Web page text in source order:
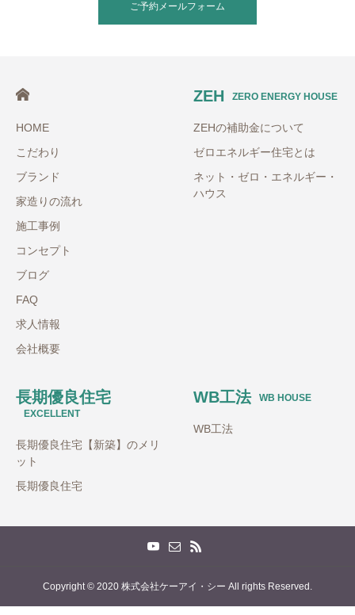
ご予約メールフォーム
HOME
こだわり
ブランド
家造りの流れ
施工事例
コンセプト
ブログ
FAQ
求人情報
会社概要
ZEH ZERO ENERGY HOUSE
ZEHの補助金について
ゼロエネルギー住宅とは
ネット・ゼロ・エネルギー・
ハウス
長期優良住宅
EXCELLENT
長期優良住宅【新築】のメリ
ット
長期優良住宅
WB工法 WB HOUSE
WB工法
Copyright © 2020 株式会社ケーアイ・シー All rights Reserved.